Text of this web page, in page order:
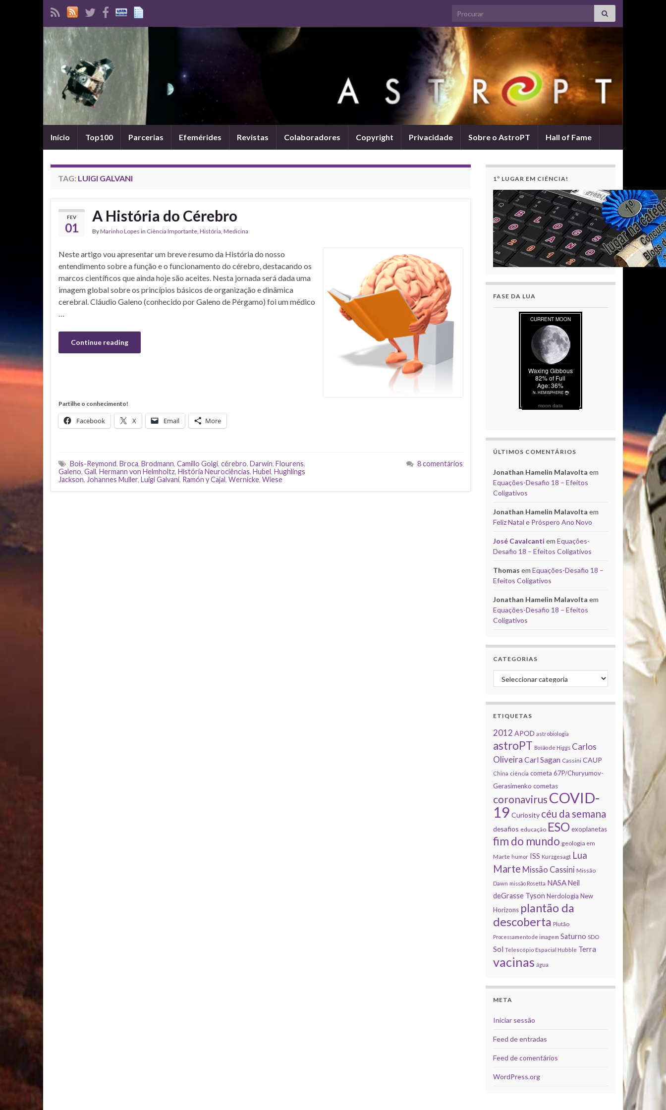
Search for:
Início Top100 Parcerias Efemérides Revistas Colaboradores Copyright Privacidade Sobre o AstroPT Hall of Fame
TAG: LUIGI GALVANI
FEV
01
A História do Cérebro
ByMarinho Lopes in Ciência Importante, História, Medicina
Neste artigo vou apresentar um breve resumo da História do nosso
entendimento sobre a função e o funcionamento do cérebro, destacando os
marcos científicos que ainda hoje são aceites. Nesta jornada será dada uma
imagem global sobre os princípios básicos de organização e dinâmica
cerebral. Cláudio Galeno (conhecido por Galeno de Pérgamo) foi um médico
…
Continue reading
Partilhe o conhecimento!
Facebook X Email More
Bois-Reymond, Broca, Brodmann, Camillo Golgi, cérebro, Darwin, Flourens,
Galeno, Gall, Hermann von Helmholtz, História Neurociências, Hubel, Hughlings
Jackson, Johannes Muller, Luigi Galvani, Ramón y Cajal, Wernicke, Wiese
8 comentários
1º LUGAR EM CIÊNCIA!
FASE DA LUA
moon data
ÚLTIMOS COMENTÁRIOS
Jonathan Hamelin Malavolta em
Equações-Desafio 18 – Efeitos
Coligativos
Jonathan Hamelin Malavolta em
Feliz Natal e Próspero Ano Novo
José Cavalcanti em Equações-
Desafio 18 – Efeitos Coligativos
Thomas em Equações-Desafio 18 –
Efeitos Coligativos
Jonathan Hamelin Malavolta em
Equações-Desafio 18 – Efeitos
Coligativos
CATEGORIAS
Categorias
ETIQUETAS
2012 APOD astrobiologia
astroPT Bosão de Higgs Carlos
Oliveira Carl Sagan Cassini CAUP
China ciência cometa 67P/Churyumov-
Gerasimenko cometas
coronavirus COVID-
19 Curiosity céu da semana
desafios educação ESO exoplanetas
fim do mundo geologia em
Marte humor ISS Kurzgesagt Lua
Marte Missão Cassini Missão
Dawn missão Rosetta NASA Neil
deGrasse Tyson Nerdologia New
Horizons plantão da
descoberta Plutão
Processamento de imagem Saturno SDO
Sol Telescópio Espacial Hubble Terra
vacinas água
META
Iniciar sessão
Feed de entradas
Feed de comentários
WordPress.org